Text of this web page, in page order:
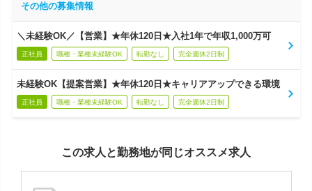
その他の募集情報
＼未経験OK／【営業】★年休120日★入社1年で年収1,000万可
正社員 職種・業種未経験OK 転勤なし 完全週休2日制
未経験OK【提案営業】★年休120日★キャリアアップできる環境
正社員 職種・業種未経験OK 転勤なし 完全週休2日制
この求人と勤務地が同じオススメ求人